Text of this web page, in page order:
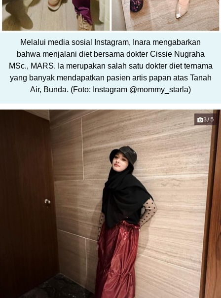
Melalui media sosial Instagram, Inara mengabarkan
bahwa menjalani diet bersama dokter Cissie Nugraha
MSc., MARS. Ia merupakan salah satu dokter diet ternama
yang banyak mendapatkan pasien artis papan atas Tanah
Air, Bunda. (Foto: Instagram @mommy_starla)
3/5